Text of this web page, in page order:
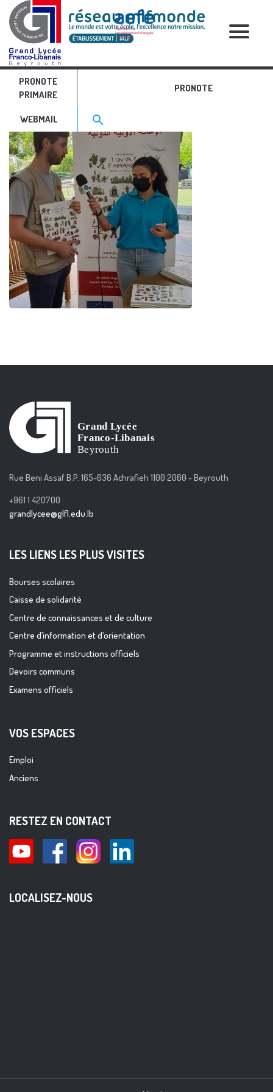
PRONOTE
PRIMAIRE
PRONOTE
WEBMAIL Search for:>
search
RELATIVE POSTS
Festival BD 1
Rue Beni Assaf B.P. 165-636 Achrafieh 1100 2060 - Beyrouth
+961 1 420700
grandlycee@glfl.edu.lb
LES LIENS LES PLUS VISITES
Bourses scolaires
Caisse de solidarité
Centre de connaissances et de culture
Centre d’information et d’orientation
Programme et instructions officiels
Devoirs communs
Examens officiels
VOS ESPACES
Emploi
Anciens
RESTEZ EN CONTACT
LOCALISEZ-NOUS